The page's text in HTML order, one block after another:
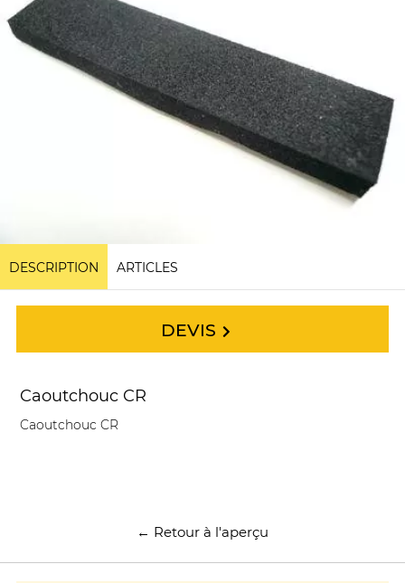
DESCRIPTION ARTICLES
DEVIS
Caoutchouc CR
Caoutchouc CR
← Retour à l'aperçu